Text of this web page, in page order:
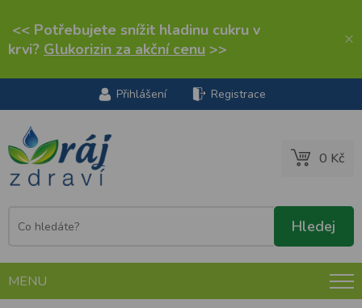
<< Potřebujete snížit hladinu cukru v
krvi? Glukorizin za akční cenu >> ×
Přihlášení Registrace
0 Kč
MENU